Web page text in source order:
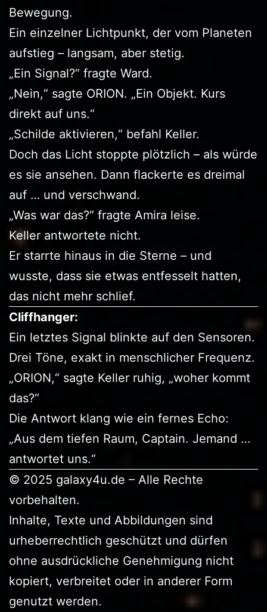
Bewegung.
Ein einzelner Lichtpunkt, der vom Planeten
aufstieg – langsam, aber stetig.
„Ein Signal?“ fragte Ward.
„Nein,“ sagte ORION. „Ein Objekt. Kurs
direkt auf uns.“
„Schilde aktivieren,“ befahl Keller.
Doch das Licht stoppte plötzlich – als würde
es sie ansehen. Dann flackerte es dreimal
auf … und verschwand.
„Was war das?“ fragte Amira leise.
Keller antwortete nicht.
Er starrte hinaus in die Sterne – und
wusste, dass sie etwas entfesselt hatten,
das nicht mehr schlief.
Cliffhanger:
Ein letztes Signal blinkte auf den Sensoren.
Drei Töne, exakt in menschlicher Frequenz.
„ORION,“ sagte Keller ruhig, „woher kommt
das?“
Die Antwort klang wie ein fernes Echo:
„Aus dem tiefen Raum, Captain. Jemand …
antwortet uns.“
© 2025 galaxy4u.de – Alle Rechte
vorbehalten.
Inhalte, Texte und Abbildungen sind
urheberrechtlich geschützt und dürfen
ohne ausdrückliche Genehmigung nicht
kopiert, verbreitet oder in anderer Form
genutzt werden.